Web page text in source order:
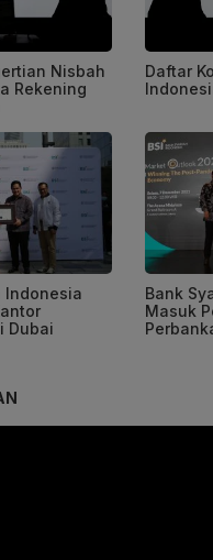
Nisbah
Rekening
Daftar
Indonesia
Dubai
Bank
Masuk